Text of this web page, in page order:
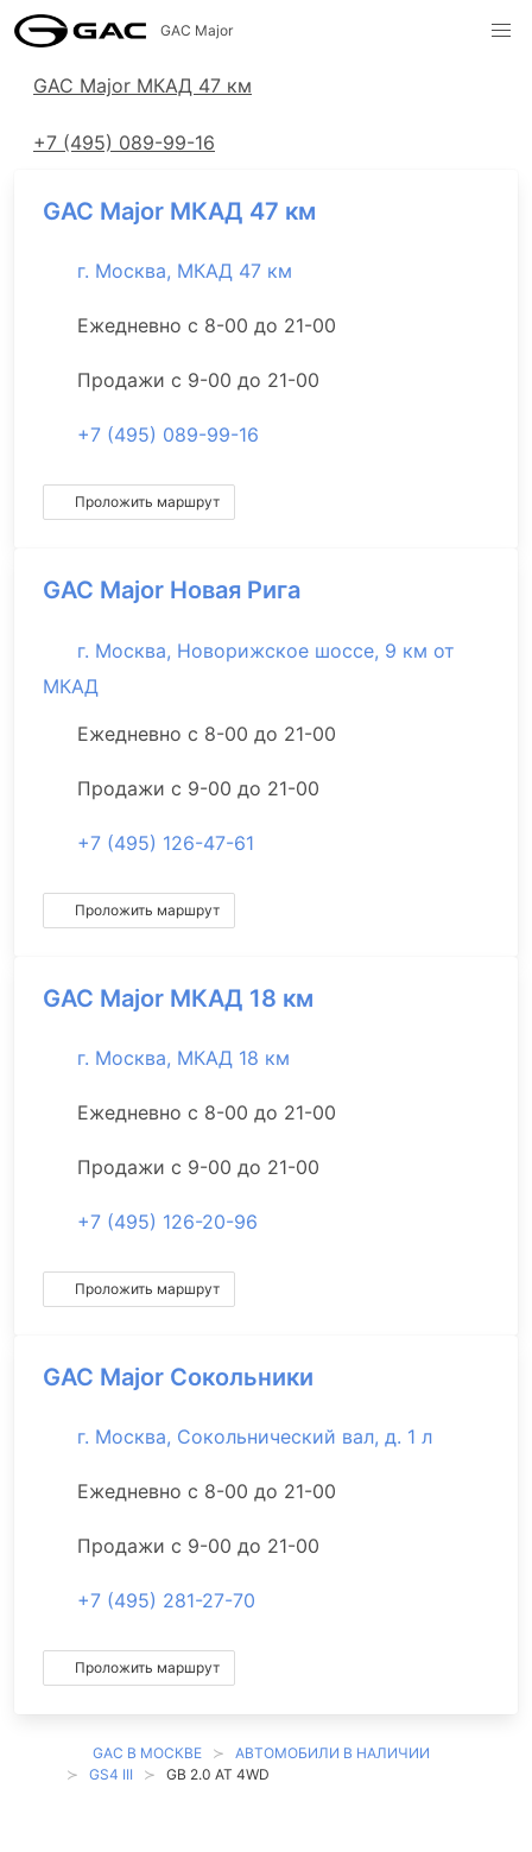
GAC Major
GAC Major МКАД 47 км
+7 (495) 089-99-16
Адреса салонов
GAC Major МКАД 47 км
г. Москва, МКАД 47 км
Ежедневно с 8-00 до 21-00
Продажи с 9-00 до 21-00
+7 (495) 089-99-16
Проложить маршрут
GAC Major Новая Рига
г. Москва, Новорижское шоссе, 9 км от
МКАД
Ежедневно с 8-00 до 21-00
Продажи с 9-00 до 21-00
+7 (495) 126-47-61
Проложить маршрут
GAC Major МКАД 18 км
г. Москва, МКАД 18 км
Ежедневно с 8-00 до 21-00
Продажи с 9-00 до 21-00
+7 (495) 126-20-96
Проложить маршрут
GAC Major Сокольники
г. Москва, Сокольнический вал, д. 1 л
Ежедневно с 8-00 до 21-00
Продажи с 9-00 до 21-00
+7 (495) 281-27-70
Проложить маршрут
GAC В МОСКВЕ
АВТОМОБИЛИ В НАЛИЧИИ
GS4 III
GB 2.0 AT 4WD